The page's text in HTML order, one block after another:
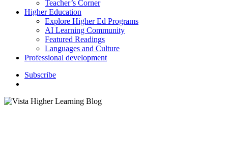
Teacher’s Corner
Higher Education
Explore Higher Ed Programs
AI Learning Community
Featured Readings
Languages and Culture
Professional development
Subscribe